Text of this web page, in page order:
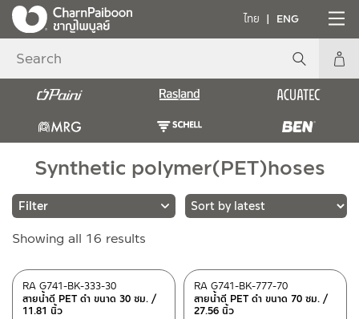
ไทย ENG
Synthetic polymer(PET)hoses
Brands
RASLAND (16)
Showing all 16 results
latest
สายน้ำดี PET ดำ ขนาด 30 ซม. /
11.81 นิ้ว
RA G741-BK-333-30
สายน้ำดี PET ดำ ขนาด 70 ซม. /
27.56 นิ้ว
RA G741-BK-777-70